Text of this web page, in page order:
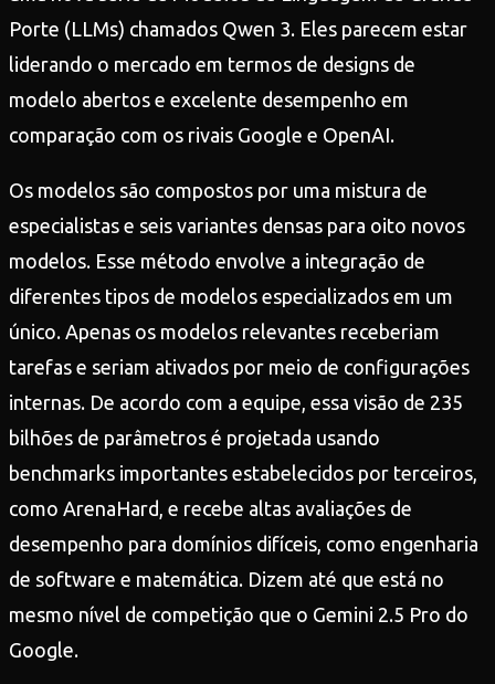
Porte (LLMs) chamados Qwen 3. Eles parecem estar
liderando o mercado em termos de designs de
modelo abertos e excelente desempenho em
comparação com os rivais Google e OpenAI.
Os modelos são compostos por uma mistura de
especialistas e seis variantes densas para oito novos
modelos. Esse método envolve a integração de
diferentes tipos de modelos especializados em um
único. Apenas os modelos relevantes receberiam
tarefas e seriam ativados por meio de configurações
internas. De acordo com a equipe, essa visão de 235
bilhões de parâmetros é projetada usando
benchmarks importantes estabelecidos por terceiros,
como ArenaHard, e recebe altas avaliações de
desempenho para domínios difíceis, como engenharia
de software e matemática. Dizem até que está no
mesmo nível de competição que o Gemini 2.5 Pro do
Google.